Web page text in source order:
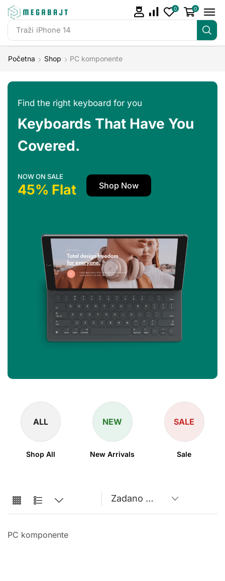
Traži iPhone 14
0 0
Početna Shop PC komponente
Find the right keyboard for you
Keyboards That Have You
Covered.
NOW ON SALE
45% Flat Shop Now
ALL
Shop All
NEW
New Arrivals
SALE
Sale
PC komponente